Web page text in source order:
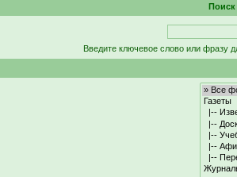
Введите ключевое слово или фразу